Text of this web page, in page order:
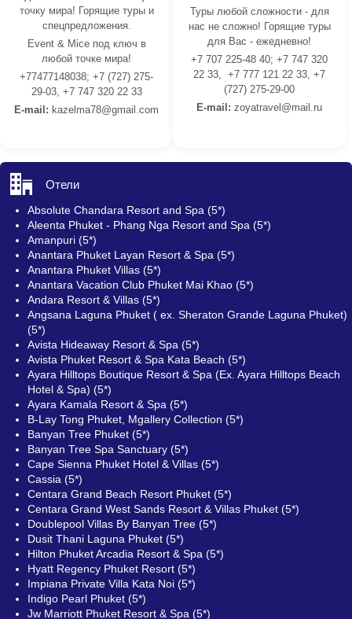
точку мира! Горящие туры и
спецпредложения.
Event & Mice под ключ в
любой точке мира!
+77477148038; +7 (727) 275-
29-03, +7 747 320 22 33
E-mail: kazelma78@gmail.com
Туры любой сложности - для
нас не сложно! Горящие туры
для Вас - ежедневно!
+7 707 225-48 40; +7 747 320
22 33, +7 777 121 22 33, +7
(727) 275-29-00
E-mail: zoyatravel@mail.ru
Отели
Absolute Chandara Resort and Spa (5*)
Aleenta Phuket - Phang Nga Resort and Spa (5*)
Amanpuri (5*)
Anantara Phuket Layan Resort & Spa (5*)
Anantara Phuket Villas (5*)
Anantara Vacation Club Phuket Mai Khao (5*)
Andara Resort & Villas (5*)
Angsana Laguna Phuket ( ex. Sheraton Grande Laguna Phuket)
(5*)
Avista Hideaway Resort & Spa (5*)
Avista Phuket Resort & Spa Kata Beach (5*)
Ayara Hilltops Boutique Resort & Spa (Ex. Ayara Hilltops Beach
Hotel & Spa) (5*)
Ayara Kamala Resort & Spa (5*)
B-Lay Tong Phuket, Mgallery Collection (5*)
Banyan Tree Phuket (5*)
Banyan Tree Spa Sanctuary (5*)
Cape Sienna Phuket Hotel & Villas (5*)
Cassia (5*)
Centara Grand Beach Resort Phuket (5*)
Centara Grand West Sands Resort & Villas Phuket (5*)
Doublepool Villas By Banyan Tree (5*)
Dusit Thani Laguna Phuket (5*)
Hilton Phuket Arcadia Resort & Spa (5*)
Hyatt Regency Phuket Resort (5*)
Impiana Private Villa Kata Noi (5*)
Indigo Pearl Phuket (5*)
Jw Marriott Phuket Resort & Spa (5*)